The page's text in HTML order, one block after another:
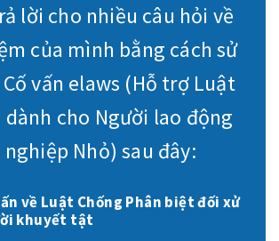
lời cho nhiều câu hỏi về
của mình bằng cách sử
vấn elaws (Hỗ trợ Luật
dành cho Người lao động
nghiệp Nhỏ) sau đây:
về Luật Chống Phân biệt đối xử
khuyết tật